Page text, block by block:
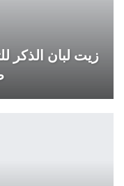
زيت لبان الذكر